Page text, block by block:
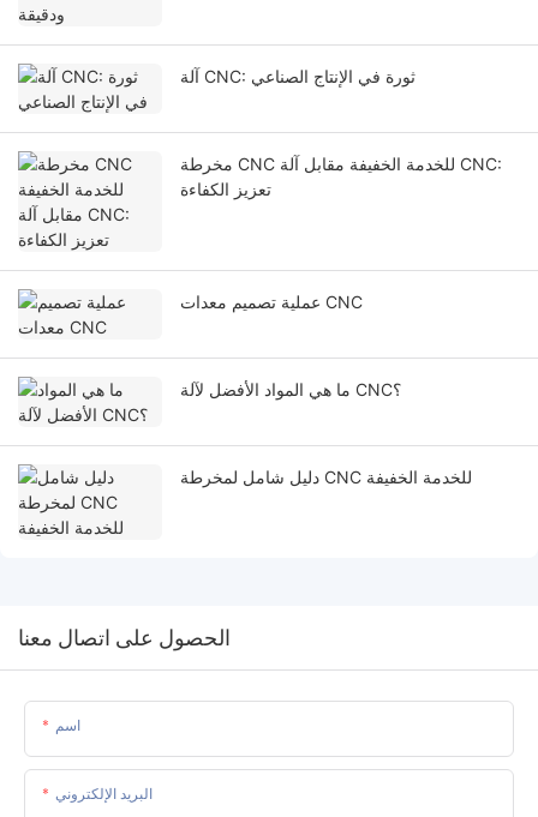
آلة CNC: ثورة في الإنتاج الصناعي
مخرطة CNC للخدمة الخفيفة مقابل آلة CNC:
تعزيز الكفاءة
عملية تصميم معدات CNC
ما هي المواد الأفضل لآلة CNC؟
دليل شامل لمخرطة CNC للخدمة الخفيفة
الحصول على اتصال معنا
اسم
البريد الإلكتروني